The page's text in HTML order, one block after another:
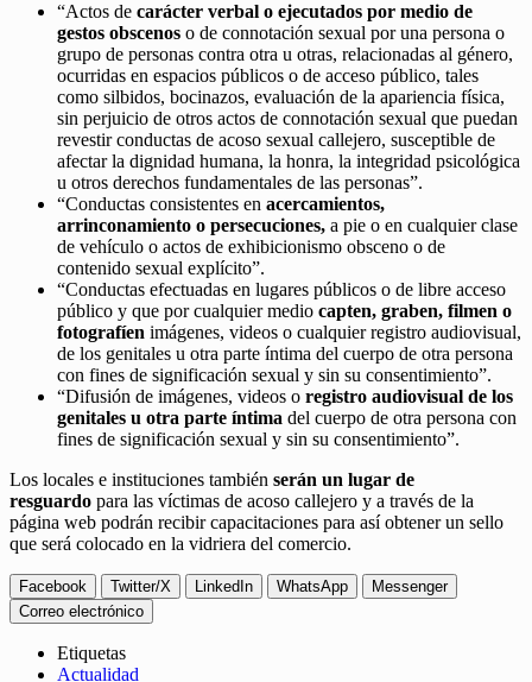
“Actos de carácter verbal o ejecutados por medio de
gestos obscenos o de connotación sexual por una persona o
grupo de personas contra otra u otras, relacionadas al género,
ocurridas en espacios públicos o de acceso público, tales
como silbidos, bocinazos, evaluación de la apariencia física,
sin perjuicio de otros actos de connotación sexual que puedan
revestir conductas de acoso sexual callejero, susceptible de
afectar la dignidad humana, la honra, la integridad psicológica
u otros derechos fundamentales de las personas”.
“Conductas consistentes en acercamientos,
arrinconamiento o persecuciones, a pie o en cualquier clase
de vehículo o actos de exhibicionismo obsceno o de
contenido sexual explícito”.
“Conductas efectuadas en lugares públicos o de libre acceso
público y que por cualquier medio capten, graben, filmen o
fotografíen imágenes, videos o cualquier registro audiovisual,
de los genitales u otra parte íntima del cuerpo de otra persona
con fines de significación sexual y sin su consentimiento”.
“Difusión de imágenes, videos o registro audiovisual de los
genitales u otra parte íntima del cuerpo de otra persona con
fines de significación sexual y sin su consentimiento”.
Los locales e instituciones también serán un lugar de
resguardo para las víctimas de acoso callejero y a través de la
página web podrán recibir capacitaciones para así obtener un sello
que será colocado en la vidriera del comercio.
Facebook Twitter/X LinkedIn WhatsApp
Messenger
Correo electrónico
Etiquetas
Actualidad